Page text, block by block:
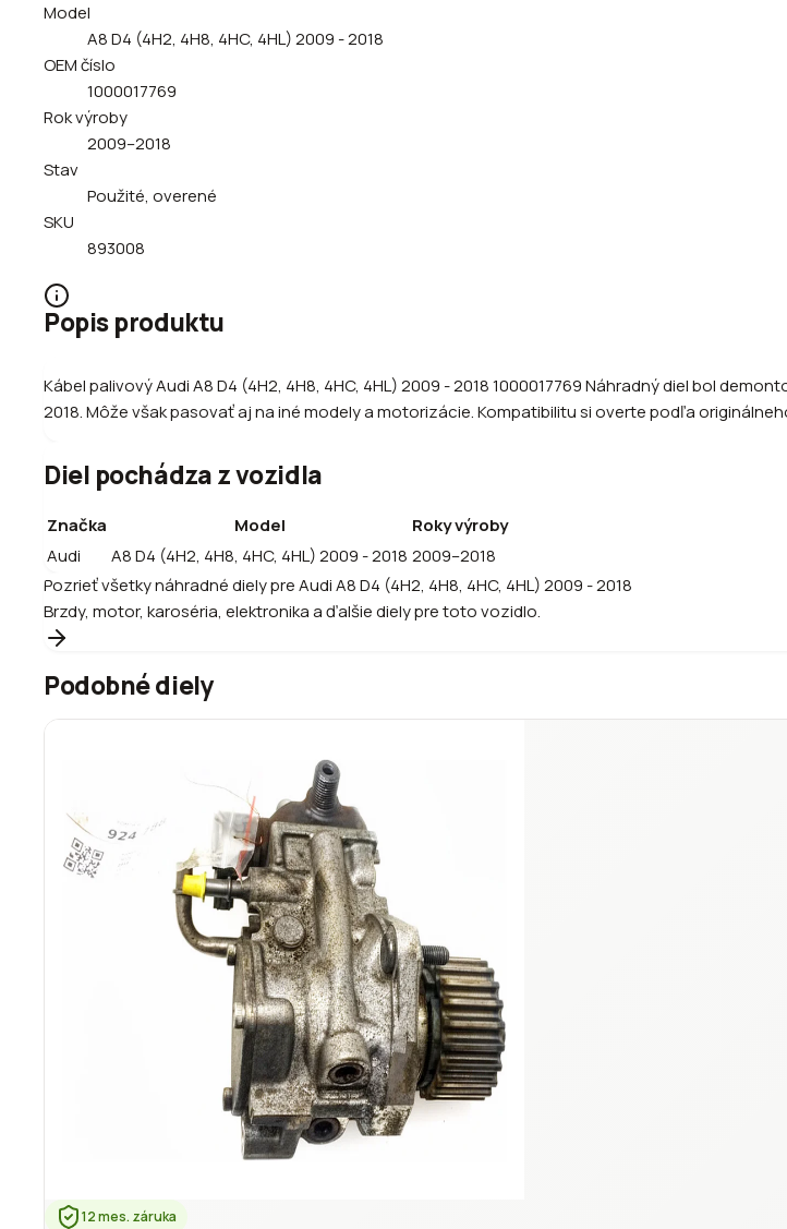
Model
A8 D4 (4H2, 4H8, 4HC, 4HL) 2009 - 2018
OEM číslo
1000017769
Rok výroby
2009–2018
Stav
Použité, overené
SKU
893008
Popis produktu
Kábel palivový Audi A8 D4 (4H2, 4H8, 4HC, 4HL) 2009 - 2018 1000017769 Náhradný diel bol
2018. Môže však pasovať aj na iné modely a motorizácie. Kompatibilitu si overte podľa
Diel pochádza z vozidla
Značka Model
Roky výroby
Audi
A8 D4 (4H2, 4H8, 4HC, 4HL) 2009 - 2018 2009–2018
Pozrieť všetky náhradné diely preAudiA8 D4 (4H2, 4H8, 4HC, 4HL) 2009 - 2018
Brzdy, motor, karoséria, elektronika a ďalšie diely pre toto vozidlo.
Podobné diely
12 mes. záruka